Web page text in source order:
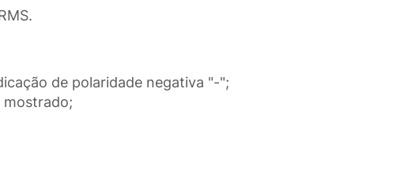
de polaridade negativa "-";
mostrado;